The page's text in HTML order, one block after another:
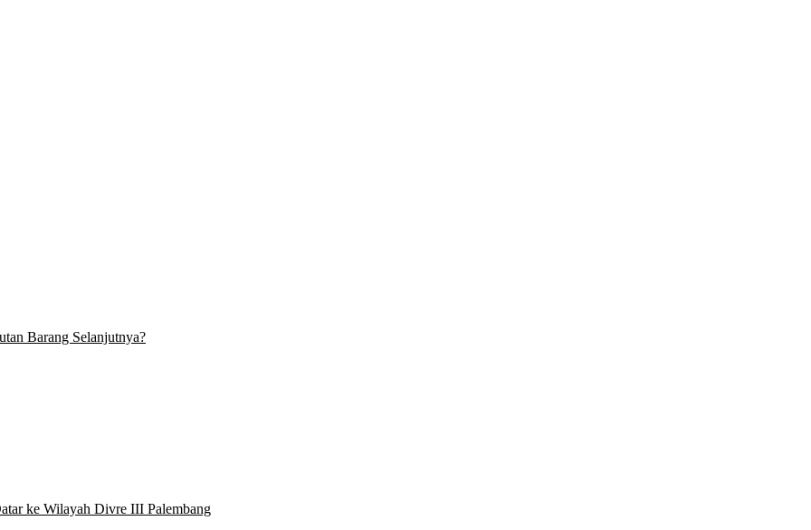
Barang Selanjutnya?
ke Wilayah Divre III Palembang